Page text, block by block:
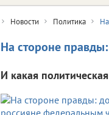
Новости Политика
На стороне
И какая